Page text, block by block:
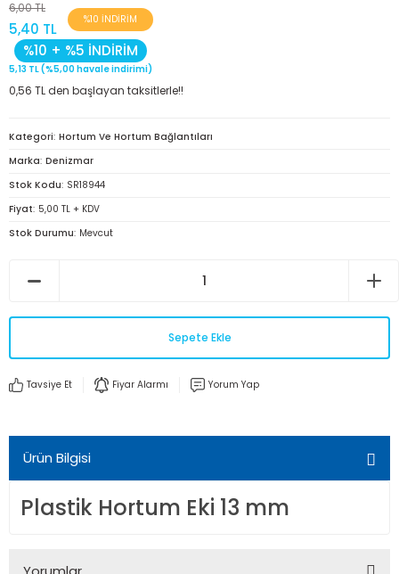
6,00 TL
5,40 TL
%10 İNDİRİM
%10 + %5 İNDİRİM
5,13 TL (%5,00 havale indirimi)
0,56 TL den başlayan taksitlerle!!
Kategori Hortum Ve Hortum Bağlantıları
Marka Denizmar
Stok Kodu SR18944
Fiyat 5,00 TL + KDV
Stok Durumu Mevcut
Sepete Ekle
Tavsiye Et Fiyar Alarmı Yorum Yap
Ürün Bilgisi
Plastik Hortum Eki 13 mm